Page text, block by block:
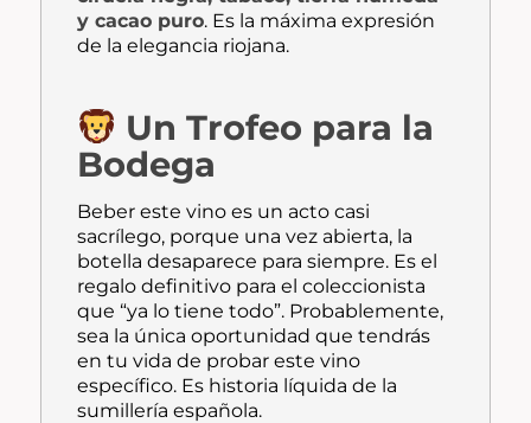
y cacao puro. Es la máxima expresión
de la elegancia riojana.
Un Trofeo para la
Bodega
Beber este vino es un acto casi
sacrílego, porque una vez abierta, la
botella desaparece para siempre. Es el
regalo definitivo para el coleccionista
que “ya lo tiene todo”. Probablemente,
sea la única oportunidad que tendrás
en tu vida de probar este vino
específico. Es historia líquida de la
sumillería española.